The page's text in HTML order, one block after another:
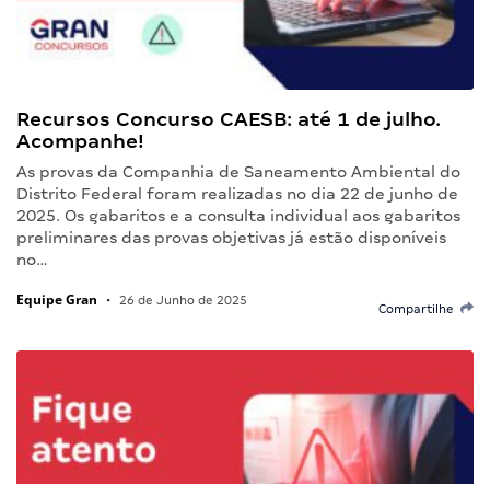
Recursos Concurso CAESB: até 1 de julho.
Acompanhe!
As provas da Companhia de Saneamento Ambiental do
Distrito Federal foram realizadas no dia 22 de junho de
2025. Os gabaritos e a consulta individual aos gabaritos
preliminares das provas objetivas já estão disponíveis
no…
Equipe Gran • 26 de Junho de 2025
Compartilhe